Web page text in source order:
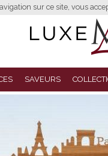
sur ce site, vous
SAVEURS